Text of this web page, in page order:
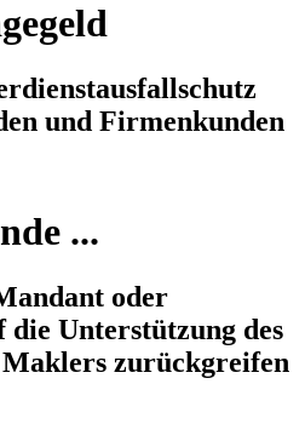
und Firmenkunden
...
oder
Unterstützung des
zurückgreifen